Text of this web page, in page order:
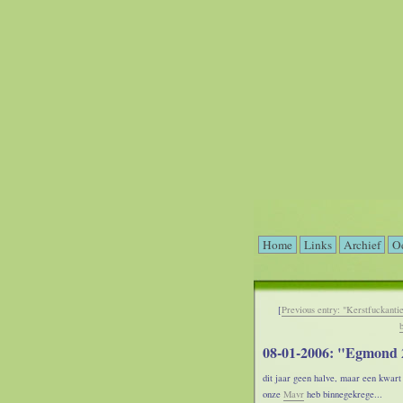
Home Links Archief
[Previous entry:
08-01-2006: "Egmond
dit jaar geen halve, maar een
onze Mavr heb binnegekrege...